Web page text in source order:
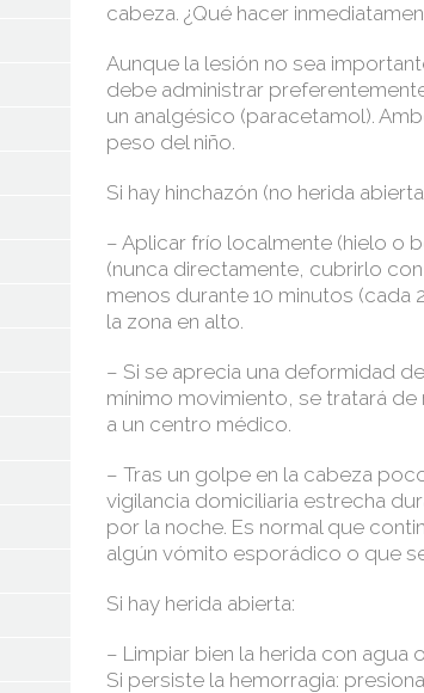
cabeza. ¿Qué hacer
Aunque la lesión no sea
debe administrar
un analgésico (paracetamol).
peso del niño.
Si hay hinchazón (no herida
– Aplicar frío localmente (hielo o
(nunca directamente, cubrirlo
menos durante 10 minutos (cada
la zona en alto.
– Si se aprecia una deformidad
mínimo movimiento, se tratará
a un centro médico.
– Tras un golpe en la cabeza
vigilancia domiciliaria estrecha
por la noche. Es normal que
algún vómito esporádico o que
Si hay herida abierta:
– Limpiar bien la herida con agua
Si persiste la hemorragia: